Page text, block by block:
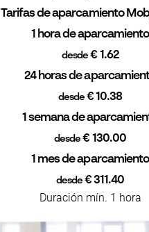
Tarifas de aparcamiento
1 hora de aparcamiento
desde € 1.62
24 horas de
desde€ 10.38
1 semana de
desde € 130.00
1 mes de aparcamiento
desde€ 311.40
Duración mín. 1 hora